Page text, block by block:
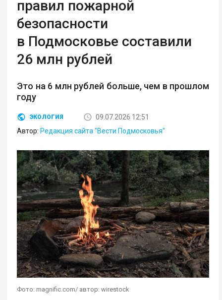
правил пожарной
безопасности
в Подмосковье составили
26 млн рублей
Это на 6 млн рублей больше, чем в прошлом
году
ЭКОЛОГИЯ
09.07.2026 12:51
Автор: Редакция сайта "Вести Подмосковья"
Фото: magnific.com/ автор: wirestock